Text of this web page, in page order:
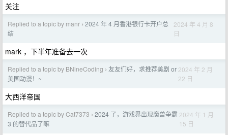
关注
Replied to a topic by manr › 2024 年 4 月香港银行卡开户总
结
2024 年 4 月 8
日
mark ，下半年准备去一次
Replied to a topic by BNineCoding › 友友们好，求推荐美剧 or
美国动漫！~
2024 年 2 月
22 日
大西洋帝国
Replied to a topic by Cat7373 › 2024 了，游戏界出现魔兽争霸
3 的替代品了嘛
2024 年 1 月
15 日